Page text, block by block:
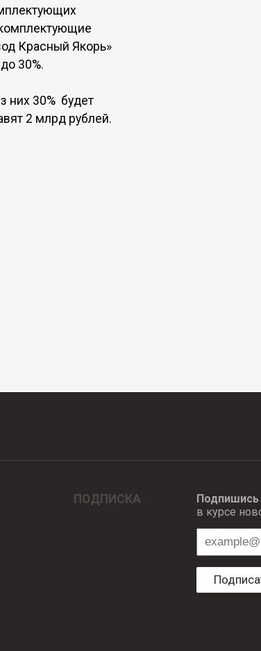
Красный Якорь»
30%.
них 30% будет
2 млрд рублей.
ПОДПИСКА Подпишись
в курсе